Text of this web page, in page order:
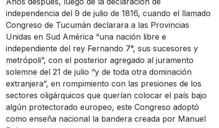
independencia del 9 de julio de 1816, cuando el llamado
Congreso de Tucumán declarara a las Provincias
Unidas en Sud América “una nación libre e
independiente del rey Fernando 7°, sus sucesores y
metrópoli”, con el posterior agregado al juramento
solemne del 21 de julio “y de toda otra dominación
extranjera”, en rompimiento con las presiones de los
sectores oligárquicos que querían colocar el país bajo
algún protectorado europeo, este Congreso adoptó
como enseña nacional la bandera creada por Manuel